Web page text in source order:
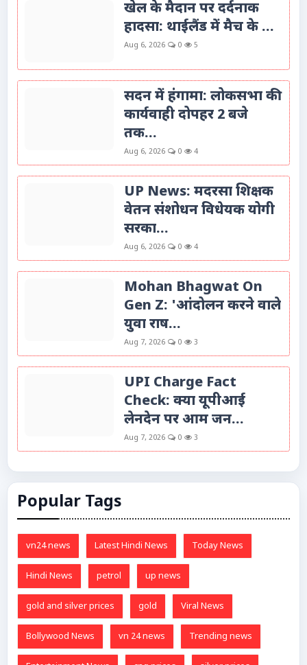
खेल के मैदान पर दर्दनाक
हादसा: थाईलैंड में मैच के ...
Aug 6, 2026 0 5
सदन में हंगामा: लोकसभा की
कार्यवाही दोपहर 2 बजे
तक...
Aug 6, 2026 0 4
UP News: मदरसा शिक्षक
वेतन संशोधन विधेयक योगी
सरका...
Aug 6, 2026 0 4
Mohan Bhagwat On
Gen Z: 'आंदोलन करने वाले
युवा राष...
Aug 7, 2026 0 3
UPI Charge Fact
Check: क्या यूपीआई
लेनदेन पर आम जन...
Aug 7, 2026 0 3
Popular Tags
vn24 news Latest Hindi News Today News
Hindi News petrol up news
gold and silver prices gold Viral News
Bollywood News vn 24 news Trending news